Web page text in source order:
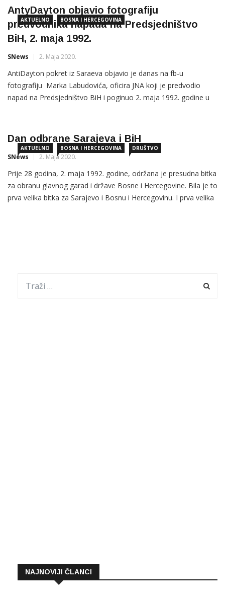
OS BiH. Ušli su na pregovore s potpukovnikom Bogojem […]
AKTUELNO BOSNA I HERCEGOVINA
AntyDayton objavio fotografiju
predvodnika napada na Predsjedništvo
BiH, 2. maja 1992.
SNews 2. Maja 2020.
AntiDayton pokret iz Saraeva objavio je danas na fb-u
fotografiju Marka Labudovića, oficira JNA koji je predvodio
napad na Predsjedništvo BiH i poginuo 2. maja 1992. godine u
poručio “džaba smo izginuli”. “Do danas nije postojala
AKTUELNO BOSNA I HERCEGOVINA DRUŠTVO
Dan odbrane Sarajeva i BiH
SNews 2. Maja 2020.
Prije 28 godina, 2. maja 1992. godine, održana je presudna bitka
za obranu glavnog garad i države Bosne i Hercegovine. Bila je to
prva velika bitka za Sarajevo i Bosnu i Hercegovinu. I prva velika
NAJNOVIJI ČLANCI